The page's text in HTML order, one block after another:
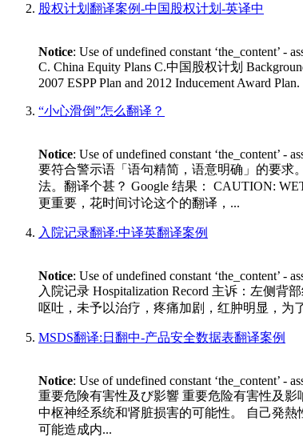
股权计划翻译案例-中国股权计划-英译中
Notice: Use of undefined constant ‘the_content’ -
C. China Equity Plans C.中国股权计划
2007 ESPP Plan and 2012 Inducement Award
“小心滑倒”怎么翻译？
Notice: Use of undefined constant ‘the_content’ -
要符合警示语「语句精简，语意明确」的要求
法。翻译个甚？ Google 结果： CAUTION:
更重要，花时间讨论这个的翻译，...
入院记录翻译:中译英翻译案例
Notice: Use of undefined constant ‘the_content’ -
入院记录 Hospitalization Record 主诉：左侧背
呕吐，未予以治疗，疼痛加剧，红肿明显，为了
MSDS翻译:日翻中-产品安全数据表翻译案例
Notice: Use of undefined constant ‘the_content’ -
重要危険有害性及び影響 重要危险有害性
中枢神经系统和肾脏损害的可能性。 自己発
可能造成内...